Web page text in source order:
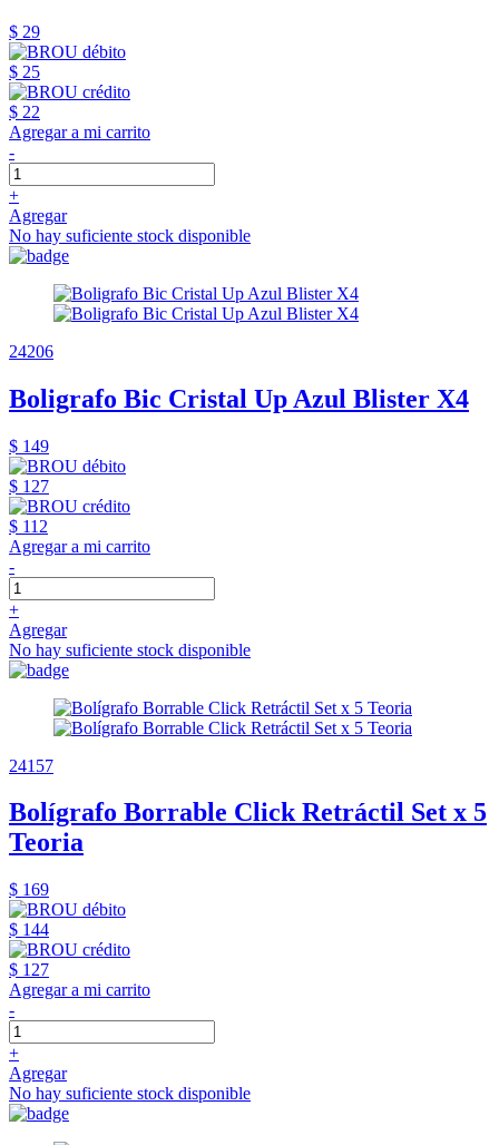
$ 29
$ 25
$ 22
Agregar a mi carrito
-
+
Agregar
No hay suficiente stock disponible
24206
Boligrafo Bic Cristal Up Azul Blister X4
$ 149
$ 127
$ 112
Agregar a mi carrito
-
+
Agregar
No hay suficiente stock disponible
24157
Bolígrafo Borrable Click Retráctil Set x 5
Teoria
$ 169
$ 144
$ 127
Agregar a mi carrito
-
+
Agregar
No hay suficiente stock disponible